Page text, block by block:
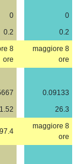
0
0
0.2
0.2
8
ore
maggiore 8
ore
0.09133
26.3
maggiore 8
ore